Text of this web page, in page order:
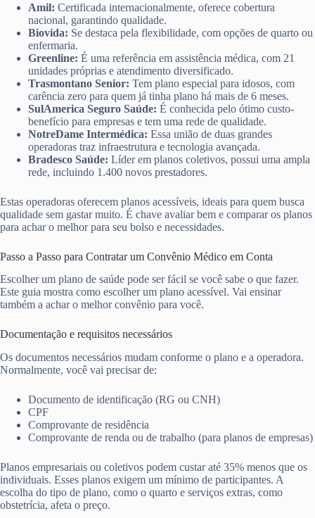
Amil: Certificada internacionalmente, oferece cobertura
nacional, garantindo qualidade.
Biovida: Se destaca pela flexibilidade, com opções de quarto ou
enfermaria.
Greenline: É uma referência em assistência médica, com 21
unidades próprias e atendimento diversificado.
Trasmontano Senior: Tem plano especial para idosos, com
carência zero para quem já tinha plano há mais de 6 meses.
SulAmerica Seguro Saúde: É conhecida pelo ótimo custo-
benefício para empresas e tem uma rede de qualidade.
NotreDame Intermédica: Essa união de duas grandes
operadoras traz infraestrutura e tecnologia avançada.
Bradesco Saúde: Líder em planos coletivos, possui uma ampla
rede, incluindo 1.400 novos prestadores.
Estas operadoras oferecem planos acessíveis, ideais para quem busca
qualidade sem gastar muito. É chave avaliar bem e comparar os planos
para achar o melhor para seu bolso e necessidades.
Passo a Passo para Contratar um Convênio Médico em Conta
Escolher um plano de saúde pode ser fácil se você sabe o que fazer.
Este guia mostra como escolher um plano acessível. Vai ensinar
também a achar o melhor convênio para você.
Documentação e requisitos necessários
Os documentos necessários mudam conforme o plano e a operadora.
Normalmente, você vai precisar de:
Documento de identificação (RG ou CNH)
CPF
Comprovante de residência
Comprovante de renda ou de trabalho (para planos de empresas)
Planos empresariais ou coletivos podem custar até 35% menos que os
individuais. Esses planos exigem um mínimo de participantes. A
escolha do tipo de plano, como o quarto e serviços extras, como
obstetrícia, afeta o preço.